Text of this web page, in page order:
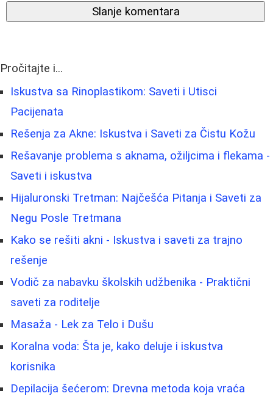
Slanje komentara
Pročitajte i...
Iskustva sa Rinoplastikom: Saveti i Utisci
Pacijenata
Rešenja za Akne: Iskustva i Saveti za Čistu Kožu
Rešavanje problema s aknama, ožiljcima i flekama -
Saveti i iskustva
Hijaluronski Tretman: Najčešća Pitanja i Saveti za
Negu Posle Tretmana
Kako se rešiti akni - Iskustva i saveti za trajno
rešenje
Vodič za nabavku školskih udžbenika - Praktični
saveti za roditelje
Masaža - Lek za Telo i Dušu
Koralna voda: Šta je, kako deluje i iskustva
korisnika
Depilacija šećerom: Drevna metoda koja vraća